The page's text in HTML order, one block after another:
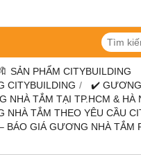
🔖 SẢN PHẨM CITYBUILDING
CITYBUILDING
✔️
NHÀ TẮM TẠI TP.HCM & HÀ
NHÀ TẮM THEO YÊU CẦU
BÁO GIÁ GƯƠNG NHÀ TẮM